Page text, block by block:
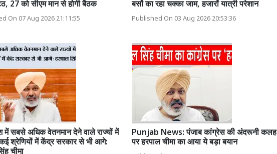
27 को सीएम मान से होगी बैठक
On 07 Aug 2026 21:11:55
बसों का रहा चक्का जाम, हजारों यात्री परेशान
Published On 03 Aug 2026 20:53:36
में सबसे अधिक वेतनमान देने वाले राज्यों में
श्रेणियों में केंद्र सरकार से भी आगे:
Punjab News: पंजाब कांग्रेस की अंदरूनी कलह
पर हरपाल चीमा का आया ये बड़ा बयान